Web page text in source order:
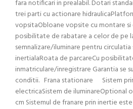
fara notificari in prealabil. Dotari
trei parti cu actionare
vopsitaObloane vopsite cu montare
posibilitate de rabatare a celor de pe
semnalizare/iluminare pentru circulatia
inertialaRoata de parcareCu
inmatriculare/inregistrare Garantia se
conditii. Frana stationare Sistem
electricaSistem de iluminareOptional
cm Sistemul de franare prin inertie